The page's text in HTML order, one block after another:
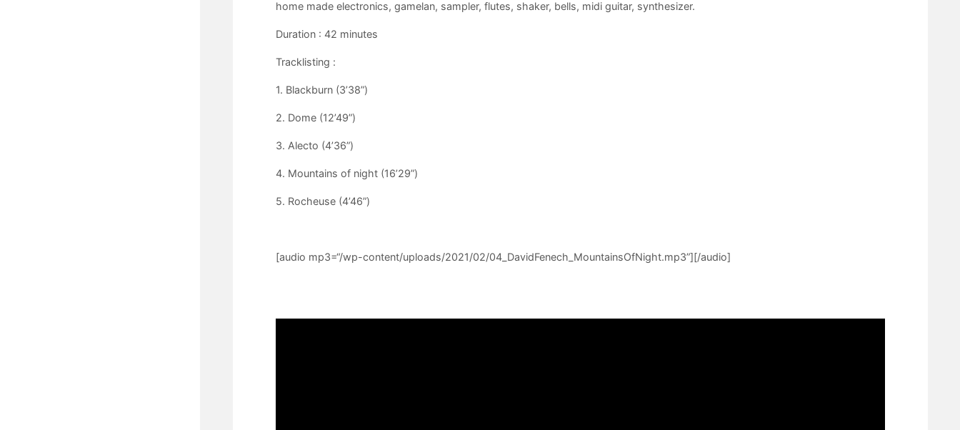
home made electronics, gamelan, sampler, flutes, shaker, bells, midi guitar, synthesizer.
Duration : 42 minutes
Tracklisting :
1. Blackburn (3’38”)
2. Dome (12’49”)
3. Alecto (4’36”)
4. Mountains of night (16’29”)
5. Rocheuse (4’46”)
[audio mp3=“/wp-content/uploads/2021/02/04_DavidFenech_MountainsOfNight.mp3”][/audio]